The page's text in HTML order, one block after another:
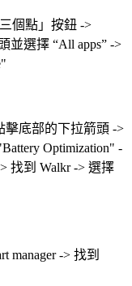
個點」按鈕 ->
並選擇 “All apps” ->
擊底部的下拉箭頭 ->
Optimization" -
找到 Walkr -> 選擇
manager -> 找到